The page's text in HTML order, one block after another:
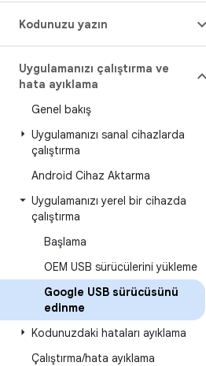
Kodunuzu yazın
Uygulamanızı çalıştırma ve
hata ayıklama
Genel bakış
Uygulamanızı sanal cihazlarda
çalıştırma
Android Cihaz Aktarma
Uygulamanızı yerel bir cihazda
çalıştırma
Başlama
OEM USB sürücülerini yükleme
Google USB sürücüsünü
edinme
Kodunuzdaki hataları ayıklama
Çalıştırma/hata ayıklama